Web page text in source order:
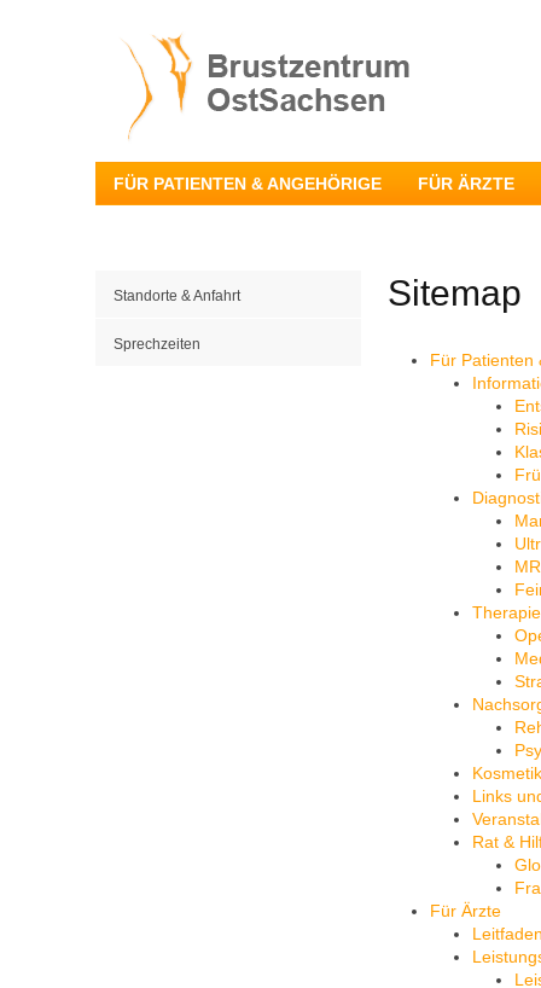
FÜR PATIENTEN & ANGEHÖRIGE FÜR ÄRZTE
Standorte & Anfahrt
Sprechzeiten
Sitemap
Für Patienten
Therapie
Links
Rat &
Für Ärzte